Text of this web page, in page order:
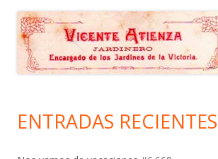
ENTRADAS RECIENTES